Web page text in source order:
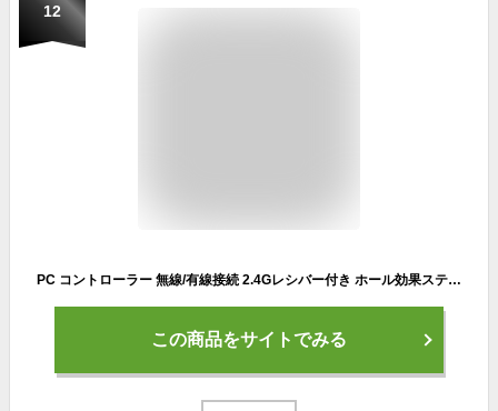
12
PC コントローラー 無線/有線接続 2.4Gレシバー付き ホール効果スティック RGBライト 1000Hz ポーリングレート TURBO連射 振動調整 800mAhバッテリー PC/Steam deck/Switch/Android/iOSに対応 ブラック
この商品をサイトでみる